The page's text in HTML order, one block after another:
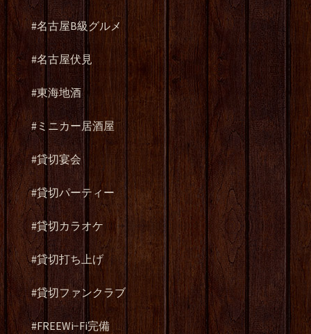
#名古屋B級グルメ
#名古屋伏見
#東海地酒
#ミニカー居酒屋
#貸切宴会
#貸切パーティー
#貸切カラオケ
#貸切打ち上げ
#貸切ファンクラブ
#FREEWi−Fi完備